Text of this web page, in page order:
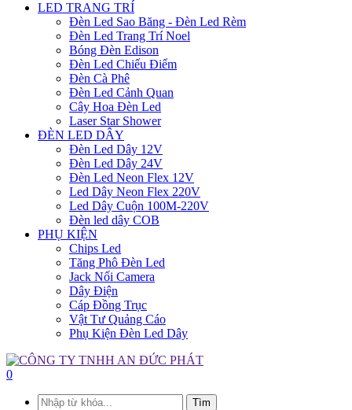
LED TRANG TRÍ
Đèn Led Sao Băng - Đèn Led Rèm
Đèn Led Trang Trí Noel
Bóng Đèn Edison
Đèn Led Chiếu Điểm
Đèn Cà Phê
Đèn Led Cảnh Quan
Cây Hoa Đèn Led
Laser Star Shower
ĐÈN LED DÂY
Đèn Led Dây 12V
Đèn Led Dây 24V
Đèn Led Neon Flex 12V
Led Dây Neon Flex 220V
Led Dây Cuộn 100M-220V
Đèn led dây COB
PHỤ KIỆN
Chips Led
Tăng Phô Đèn Led
Jack Nối Camera
Dây Điện
Cáp Đồng Trục
Vật Tư Quảng Cáo
Phụ Kiện Đèn Led Dây
0
Tìm